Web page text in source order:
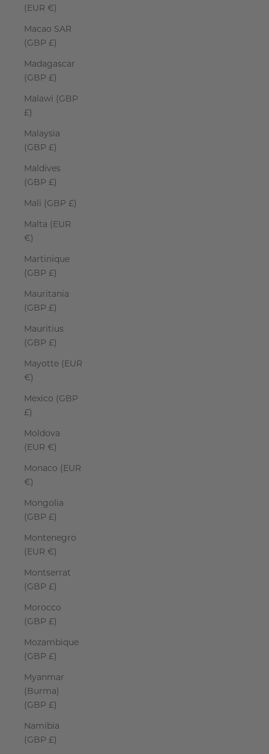
(EUR €)
Macao SAR
(GBP £)
Madagascar
(GBP £)
Malawi (GBP
£)
Malaysia
(GBP £)
Maldives
(GBP £)
Mali (GBP £)
Malta (EUR
€)
Martinique
(GBP £)
Mauritania
(GBP £)
Mauritius
(GBP £)
Mayotte (EUR
€)
Mexico (GBP
£)
Moldova
(EUR €)
Monaco (EUR
€)
Mongolia
(GBP £)
Montenegro
(EUR €)
Montserrat
(GBP £)
Morocco
(GBP £)
Mozambique
(GBP £)
Myanmar
(Burma)
(GBP £)
Namibia
(GBP £)